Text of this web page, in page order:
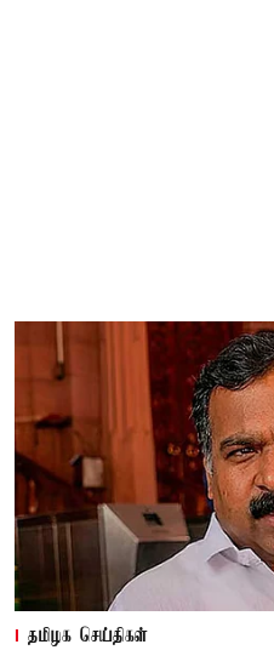
தமிழக செய்திகள்